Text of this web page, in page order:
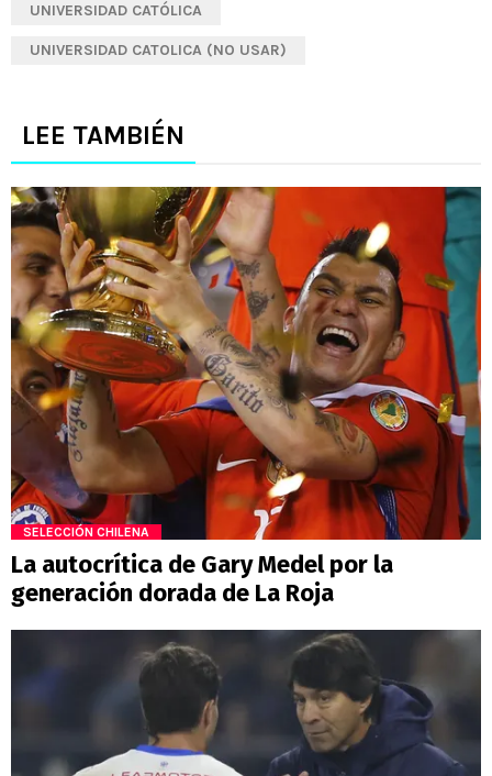
UNIVERSIDAD CATÓLICA
UNIVERSIDAD CATOLICA (NO USAR)
LEE TAMBIÉN
SELECCIÓN CHILENA
La autocrítica de Gary Medel por la
generación dorada de La Roja